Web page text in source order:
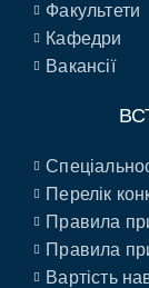
Факультети
Кафедри
Вакансії
Перелік
Правила
Правила
Вартість